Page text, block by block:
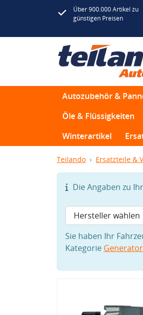
Über 900.000 Artikel zu
günstigen Preisen
Autozubehör &
Öle & Flüssigkeiten
Winterartikel
Teilando Ersatzteile &
Die Angaben zu
Sie haben Ihr
Kategorie